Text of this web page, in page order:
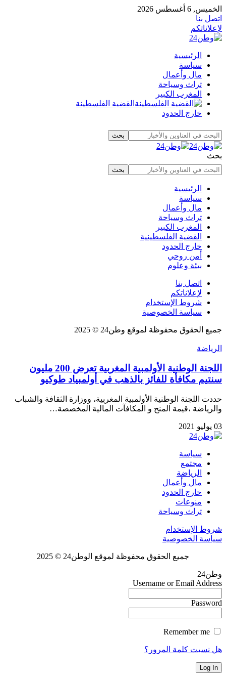
الخميس, 6 أغسطس 2026
اتصل بنا
لإعلاناتكم
الرئيسية
سياسة
مال وأعمال
تراث وسياحة
المغرب الكبير
القضية الفلسطينة
خارج الحدود
بحث
الرئيسية
سياسة
مال وأعمال
تراث وسياحة
المغرب الكبير
القضية الفلسطينية
خارج الحدود
أمن روحي
بيئة وعلوم
اتصل بنا
لإعلاناتكم
شروط الإستخدام
سياسة الخصوصية
جميع الحقوق محفوظة لموقع وطن24 © 2025
الرياضة
اللجنة الوطنية الأولمبية المغربية تعرض 200 مليون
سنتيم مكافأة للفائز بالذهب في أولمبياد طوكيو
حددت اللجنة الوطنية الأولمبية المغربية، ووزارة الثقافة والشباب
والرياضة ،قيمة المنح و المكافآت المالية المخصصة…
03 يوليو 2021
سياسة
مجتمع
الرياضة
مال وأعمال
خارج الحدود
منوعات
تراث وسياحة
شروط الإستخدام
سياسة الخصوصية
جميع الحقوق محفوظة لموقع الوطن24 © 2025
وطن24
Username or Email Address
Password
هل نسيت كلمة المرور؟